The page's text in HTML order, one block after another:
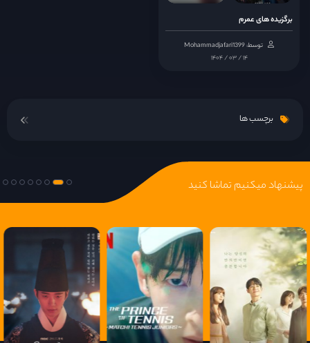
قسمت 15
قسمت 18
قسمت 21
قسمت 22
برگزیده های عمرم
توسط: Mohammadjafari1399
۱۴۰۴ / ۰۳ / ۱۴
برچسب ها
پیشنهاد میکنیم تماشا کنید